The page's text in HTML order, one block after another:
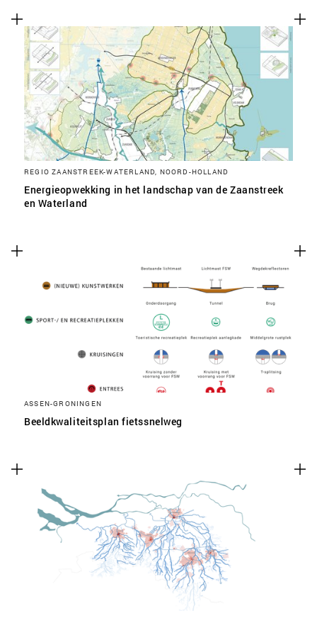
REGIO ZAANSTREEK-WATERLAND, NOORD-HOLLAND
Energieopwekking in het landschap van de Zaanstreek
en Waterland
ASSEN-GRONINGEN
Beeldkwaliteitsplan fietssnelweg